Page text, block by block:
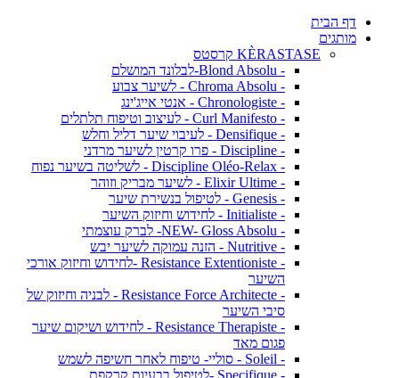
דף הבית
מותגים
KÈRASTASE קרסטס
- Blond Absolu-לבלונד המושלם
- Chroma Absolu - לשיער צבוע
- Chronologiste - אנטי אייג'ינג
- Curl Manifesto - לעיצוב וטיפוח תלתלים
- Densifique - לעיבוי שיער דליל וחלש
- Discipline - פרו קרטין לשיער מרדני
- Discipline Oléo-Relax - לשליטה בשיער נפוח
- Elixir Ultime - לשיער מבריק וזוהר
- Genesis - לטיפול בנשירת שיער
- Initialiste - לחידוש וחיזוק השיער
- NEW- Gloss Absolu- לברק עוצמתי
- Nutritive - הזנה עמוקה לשיער יבש
- Resistance Extentioniste -לחידוש וחיזוק אורכי
השיער
- Resistance Force Architecte - לבניה וחיזוק של
סיבי השיער
- Resistance Therapiste - לחידוש ושיקום שיער
פגום מאד
- Soleil - סוליי- טיפוח לאחר חשיפה לשמש
- Specifique -לטיפול בבעיות קרקפת